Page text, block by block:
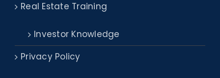
Real Estate Training
Investor Knowledge
Privacy Policy